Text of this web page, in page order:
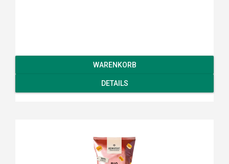
WARENKORB
DETAILS